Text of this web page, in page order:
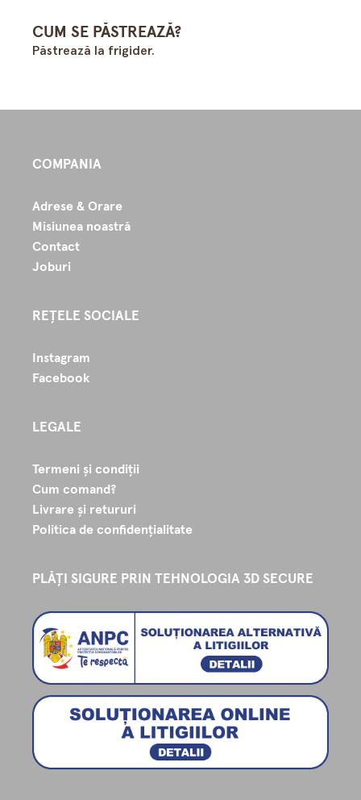
CUM SE PĂSTREAZĂ?
Păstrează la frigider.
COMPANIA
Adrese & Orare
Misiunea noastră
Contact
Joburi
REȚELE SOCIALE
Instagram
Facebook
LEGALE
Termeni și condiții
Cum comand?
Livrare și retururi
Politica de confidențialitate
PLĂȚI SIGURE PRIN TEHNOLOGIA 3D SECURE